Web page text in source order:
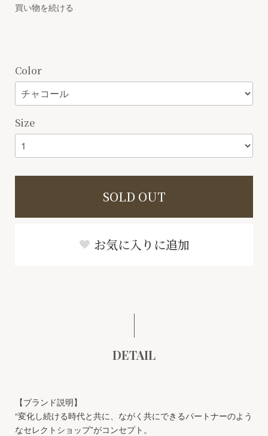
買い物を続ける
Color
Size
SOLD OUT
お気に入りに追加
DETAIL
【ブランド説明】
“変化し続ける時代と共に、ながく共にできるパートナーのよう
なセレクトショップ”がコンセプト。